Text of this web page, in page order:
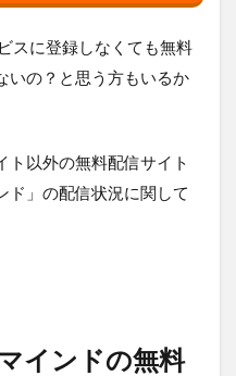
スに登録しなくても無料
いの？と思う方もいるか
ト以外の無料配信サイト
ド」の配信状況に関して
インドの無料